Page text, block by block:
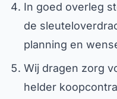
In goed overleg
de
planning en
Wij dragen zorg
helder